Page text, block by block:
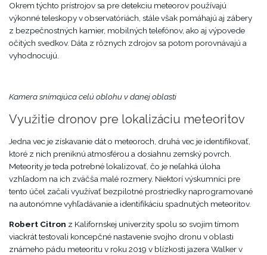
Okrem týchto prístrojov sa pre detekciu meteorov používajú
výkonné teleskopy v observatóriách, stále však pomáhajú aj zábery
z bezpečnostných kamier, mobilných telefónov, ako aj výpovede
očitých svedkov. Dáta z rôznych zdrojov sa potom porovnávajú a
vyhodnocujú.
Kamera snímajúca celú oblohu v danej oblasti
Využitie dronov pre lokalizáciu meteoritov
Jedna vec je získavanie dát o meteoroch, druhá vec je identifikovať,
ktoré z nich preniknú atmosférou a dosiahnu zemský povrch.
Meteority je teda potrebné lokalizovať, čo je neľahká úloha
vzhľadom na ich zväčša malé rozmery. Niektorí výskumníci pre
tento účel začali využívať bezpilotné prostriedky naprogramované
na autonómne vyhľadávanie a identifikáciu spadnutých meteoritov.
Robert Citron z Kalifornskej univerzity spolu so svojim tímom
viackrát testovali koncepčné nastavenie svojho dronu v oblasti
známeho pádu meteoritu v roku 2019 v blízkosti jazera Walker v